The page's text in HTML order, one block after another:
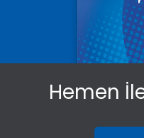
Hemen